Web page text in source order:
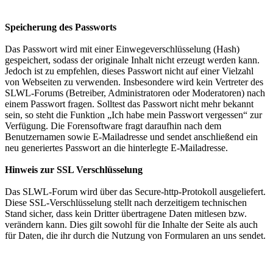
Speicherung des Passworts
Das Passwort wird mit einer Einwegeverschlüsselung (Hash)
gespeichert, sodass der originale Inhalt nicht erzeugt werden kann.
Jedoch ist zu empfehlen, dieses Passwort nicht auf einer Vielzahl
von Webseiten zu verwenden. Insbesondere wird kein Vertreter des
SLWL-Forums (Betreiber, Administratoren oder Moderatoren) nach
einem Passwort fragen. Solltest das Passwort nicht mehr bekannt
sein, so steht die Funktion „Ich habe mein Passwort vergessen“ zur
Verfügung. Die Forensoftware fragt daraufhin nach dem
Benutzernamen sowie E-Mailadresse und sendet anschließend ein
neu generiertes Passwort an die hinterlegte E-Mailadresse.
Hinweis zur SSL Verschlüsselung
Das SLWL-Forum wird über das Secure-http-Protokoll ausgeliefert.
Diese SSL-Verschlüsselung stellt nach derzeitigem technischen
Stand sicher, dass kein Dritter übertragene Daten mitlesen bzw.
verändern kann. Dies gilt sowohl für die Inhalte der Seite als auch
für Daten, die ihr durch die Nutzung von Formularen an uns sendet.